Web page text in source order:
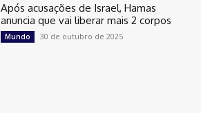
Após acusações de Israel, Hamas
anuncia que vai liberar mais 2 corpos
Mundo 30 de outubro de 2025